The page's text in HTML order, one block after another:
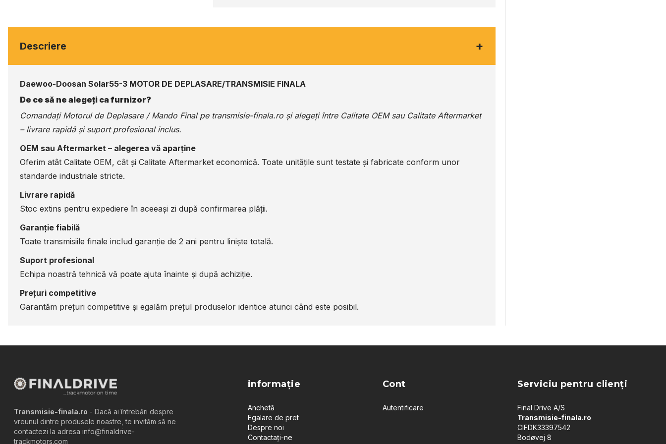
Descriere +
Daewoo-Doosan Solar55-3 MOTOR DE DEPLASARE/TRANSMISIE FINALA
De ce să ne alegeți ca furnizor?
Comandați Motorul de Deplasare / Mando Final pe transmisie-finala.ro și alegeți între Calitate OEM sau Calitate Aftermarket
– livrare rapidă și suport profesional inclus.
OEM sau Aftermarket – alegerea vă aparține
Oferim atât Calitate OEM, cât și Calitate Aftermarket economică. Toate unitățile sunt testate și fabricate conform unor
standarde industriale stricte.
Livrare rapidă
Stoc extins pentru expediere în aceeași zi după confirmarea plății.
Garanție fiabilă
Toate transmisiile finale includ garanție de 2 ani pentru liniște totală.
Suport profesional
Echipa noastră tehnică vă poate ajuta înainte și după achiziție.
Prețuri competitive
Garantăm prețuri competitive și egalăm prețul produselor identice atunci când este posibil.
Transmisie-finala.ro - Dacă ai întrebări despre
vreunul dintre produsele noastre, te invităm să ne
contactezi la adresa info@finaldrive-
trackmotors.com
informație
Anchetă
Egalare de pret
Despre noi
Contactați-ne
Cont
Autentificare
Serviciu pentru clienți
Final Drive A/S
Transmisie-finala.ro
CIFDK33397542
Bodøvej 8